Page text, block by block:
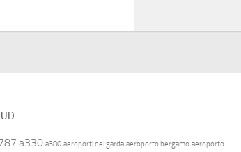
a330 a380 aeroporti del garda aeroporto bergamo aeroporto